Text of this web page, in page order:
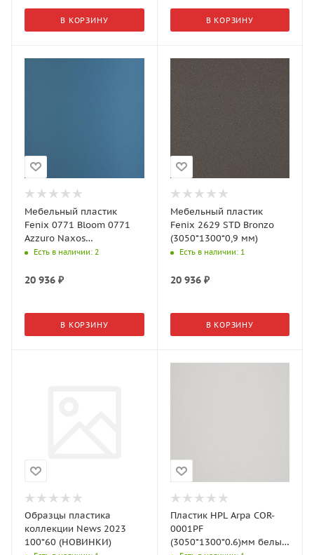
В КОРЗИНУ В КОРЗИНУ
Мебельный пластик
Fenix 0771 Bloom 0771
Azzuro Naxos
(3050*1300*0,7 мм)
Есть в наличии: 2
20 936 ₽
В КОРЗИНУ
Мебельный пластик
Fenix 2629 STD Bronzo
(3050*1300*0,9 мм)
Есть в наличии: 1
20 936₽
В КОРЗИНУ
Образцы пластика
коллекции News 2023
100*60 (НОВИНКИ)
Пластик HPL Arpa COR-
0001PF
(3050*1300*0.6)мм белый